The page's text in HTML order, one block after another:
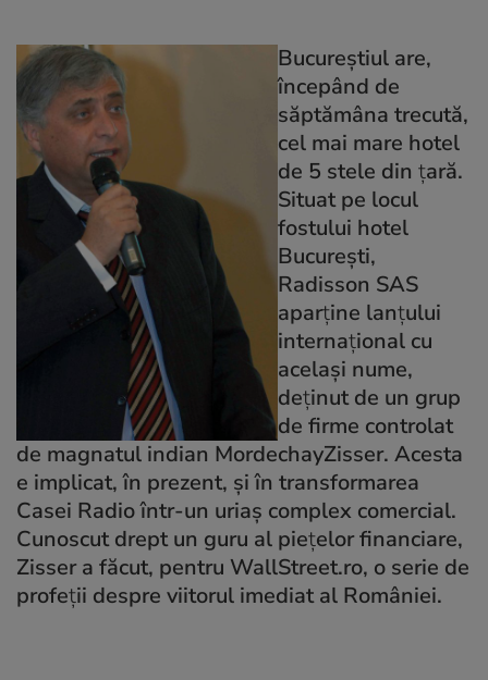
Bucureştiul are,
începând de
săptămâna trecută,
cel mai mare hotel
de 5 stele din țară.
Situat pe locul
fostului hotel
Bucureşti,
Radisson SAS
aparține lanțului
internațional cu
acelaşi nume,
deținut de un grup
de firme controlat
de magnatul indian MordechayZisser. Acesta
e implicat, în prezent, şi în transformarea
Casei Radio într-un uriaş complex comercial.
Cunoscut drept un guru al piețelor financiare,
Zisser a făcut, pentru WallStreet.ro, o serie de
profeții despre viitorul imediat al României.